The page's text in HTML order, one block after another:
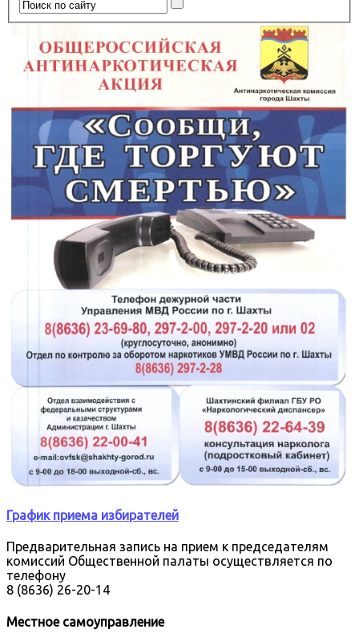
График приема избирателей
Предварительная запись на прием к председателям
комиссий Общественной палаты осуществляется по
телефону
8 (8636) 26-20-14
Местное самоуправление